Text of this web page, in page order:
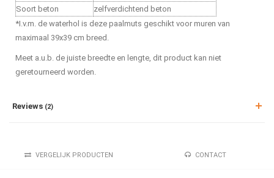
Soort beton
zelfverdichtend beton
*I.v.m. de waterhol is deze paalmuts geschikt voor muren van
maximaal 39x39 cm breed.
Meet a.u.b. de juiste breedte en lengte, dit product kan niet
geretourneerd worden.
Reviews (2)
VERGELIJK PRODUCTEN CONTACT